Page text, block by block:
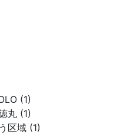
(1)
丸 (1)
区域 (1)